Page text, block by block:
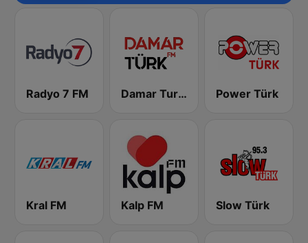
Radyo 7 FM Damar Turk FM Power Türk
Kral FM Kalp FM Slow Türk